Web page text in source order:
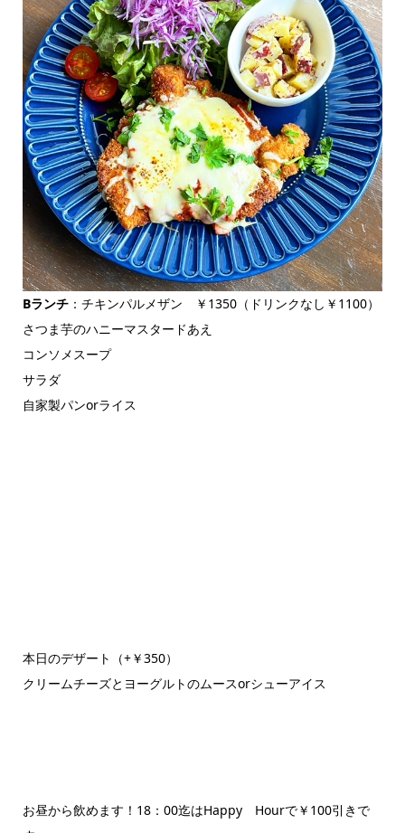
Bランチ：チキンパルメザン ￥1350（ドリンクなし￥1100）
さつま芋のハニーマスタードあえ
コンソメスープ
サラダ
自家製パンorライス
本日のデザート（+￥350）
クリームチーズとヨーグルトのムースorシューアイス
お昼から飲めます！18：00迄はHappy Hourで￥100引きで